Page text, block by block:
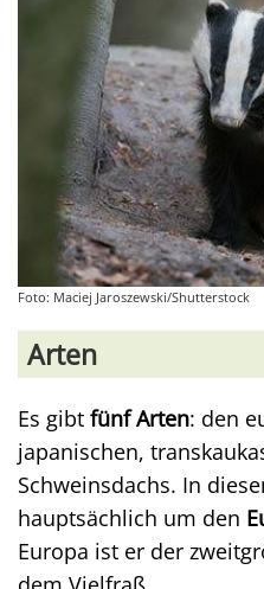
Foto: Maciej Jaroszewski/Shutterstock
Arten
Es gibt fünf Arten: den
japanischen,
Schweinsdachs. In
hauptsächlich um den
Europa ist er der